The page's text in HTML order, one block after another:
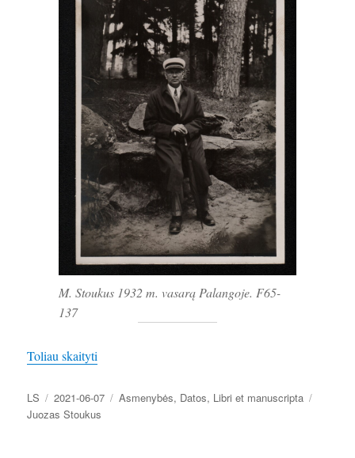
M. Stoukus 1932 m. vasarą Palangoje. F65-
137
Toliau skaityti
Autorius
LS Paskelbta
2021-06-07 Kategorijos
Asmenybės, Datos, Libri et manuscripta
Juozas Stoukus